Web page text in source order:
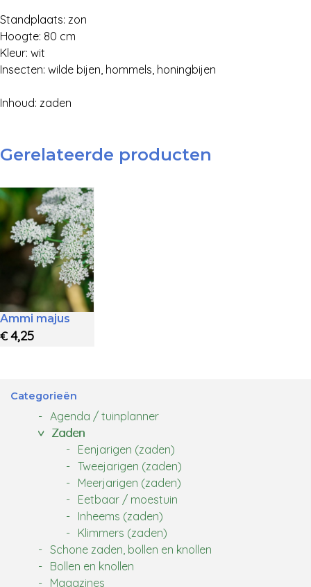
Standplaats: zon
Hoogte: 80 cm
Kleur: wit
Insecten: wilde bijen, hommels, honingbijen
Inhoud: zaden
Gerelateerde producten
Ammi majus
€ 4,25
Categorieën
Agenda / tuinplanner
Zaden
Eenjarigen (zaden)
Tweejarigen (zaden)
Meerjarigen (zaden)
Eetbaar / moestuin
Inheems (zaden)
Klimmers (zaden)
Schone zaden, bollen en knollen
Bollen en knollen
Magazines